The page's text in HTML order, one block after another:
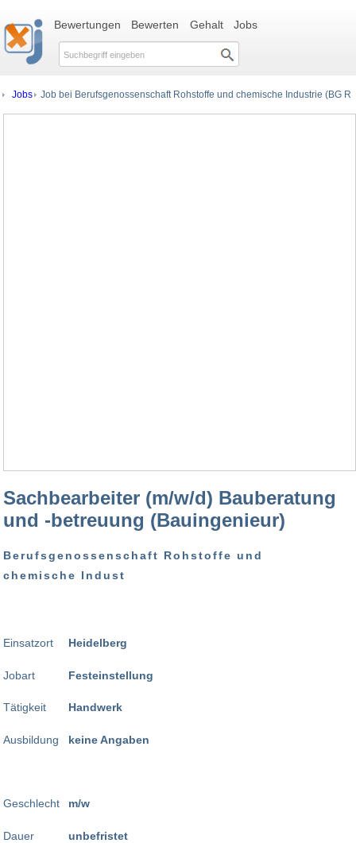
Bewertungen Bewerten Gehalt Jobs
Jobs Job bei Berufsgenossenschaft Rohstoffe und chemische Industrie (BG R
Sachbearbeiter (m/w/d) Bauberatung
und -betreuung (Bauingenieur)
Berufsgenossenschaft Rohstoffe und
chemische Indust
Einsatzort
Jobart
Tätigkeit
Ausbildung
Geschlecht
Dauer
Heidelberg
Festeinstellung
Handwerk
keine Angaben
m/w
unbefristet